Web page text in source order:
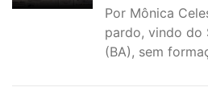
Por Mônica
pardo, vindo do
(BA), sem